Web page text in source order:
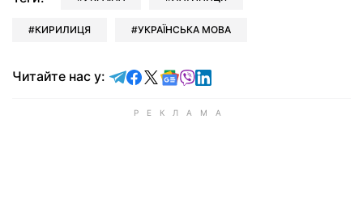
КИРИЛИЦЯ УКРАЇНСЬКА МОВА
Читайте нас у: Читайте у Telegram
Читайте у Facebook
Читайте у X
Читайте у Google news
Читайте у Viber
Читайте у LinkedIn